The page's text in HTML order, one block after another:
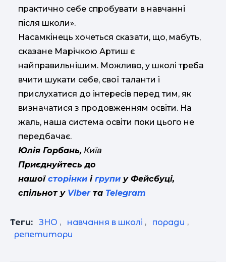
практично себе спробувати в навчанні
після школи».
Насамкінець хочеться сказати, що, мабуть,
сказане Марічкою Артиш є
найправильнішим. Можливо, у школі треба
вчити шукати себе, свої таланти і
прислухатися до інтересів перед тим, як
визначатися з продовженням освіти. На
жаль, наша система освіти поки цього не
передбачає.
Юлія Горбань, Київ
Приєднуйтесь до
нашої сторінки і групи у Фейсбуці,
спільнот у Viberта Telegram
Теги: ЗНО , навчання в школі , поради ,
репетитори